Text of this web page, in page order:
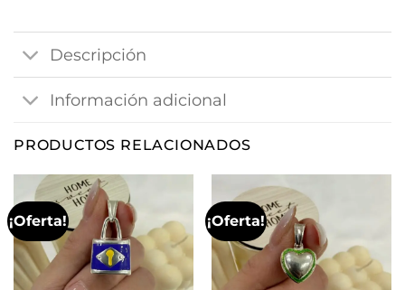
Descripción
Información adicional
PRODUCTOS RELACIONADOS
¡Oferta! ¡Oferta!